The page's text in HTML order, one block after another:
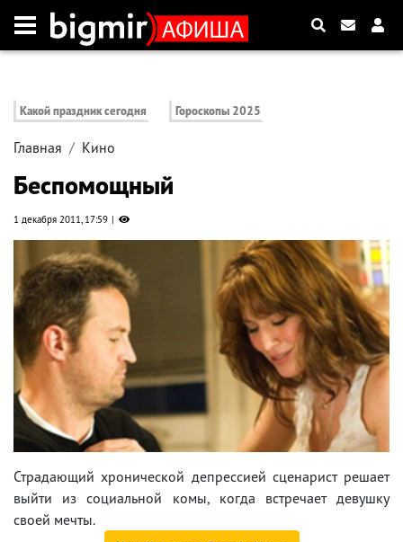
Какой праздник сегодня Гороскопы 2025
Главная Кино
Беспомощный
1 декабря 2011, 17:59
Страдающий хронической депрессией сценарист решает
выйти из социальной комы, когда встречает девушку
своей мечты.